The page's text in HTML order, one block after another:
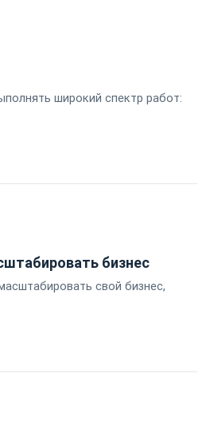
широкий спектр работ:
бизнес
свой бизнес,